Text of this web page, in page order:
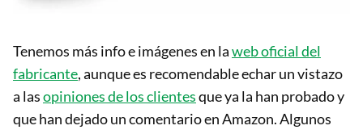
Tenemos más info e imágenes en laweb oficial del
fabricante, aunque es recomendable echar un vistazo
a lasopiniones de los clientesque ya la han probado y
que han dejado un comentario en Amazon. Algunos